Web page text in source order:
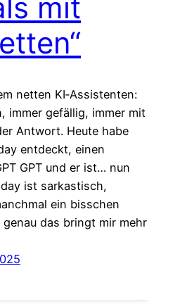
mit
netten KI‑Assistenten:
immer gefällig, immer mit
Antwort. Heute habe
entdeckt, einen
GPT und er ist… nun
ist sarkastisch,
ein bisschen
genau das bringt mir mehr